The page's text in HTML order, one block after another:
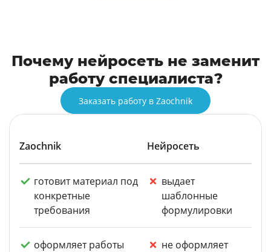
Почему нейросеть не заменит
работу специалиста?
Заказать работу в Zaochnik
Zaochnik Нейросеть
готовит материал под
конкретные
требования
выдает
шаблонные
формулировки
оформляет работы
не оформляет